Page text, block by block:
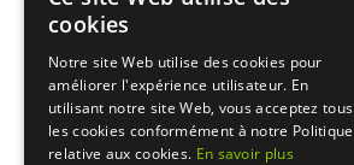
cookies
Notre site Web utilise des cookies pour
améliorer l'expérience utilisateur. En
utilisant notre site Web, vous acceptez tous
les cookies conformément à notre Politique
relative aux cookies. En savoir plus